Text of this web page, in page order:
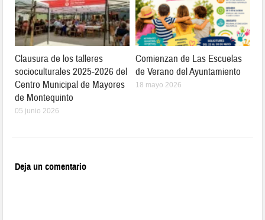
Clausura de los talleres
socioculturales 2025-2026 del
Centro Municipal de Mayores
de Montequinto
05 junio 2026
Comienzan de Las Escuelas
de Verano del Ayuntamiento
18 mayo 2026
Deja un comentario